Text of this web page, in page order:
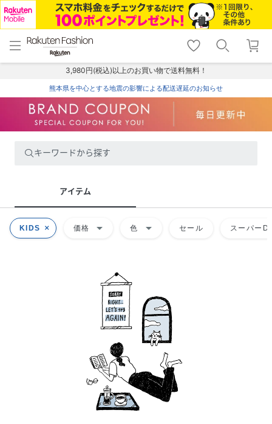
menu home
トップ
shopping_cart lock_outline
ログイン
3,980円(税込)以上のお買い物で送料無料！
熊本県を中心とする地震の影響による配送遅延のお知らせ
キーワードから探す
アイテム
KIDS 価格 arrow_drop_down 色 arrow_drop_down セール スーパー